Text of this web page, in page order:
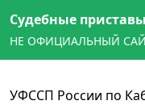
Судебные
НЕ ОФИЦИАЛЬНЫЙ
УФССП России по